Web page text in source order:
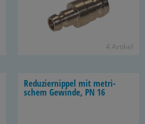
4 Ar­ti­kel
Re­du­zier­nip­pel mit me­tri­
schem Ge­win­de, PN 16